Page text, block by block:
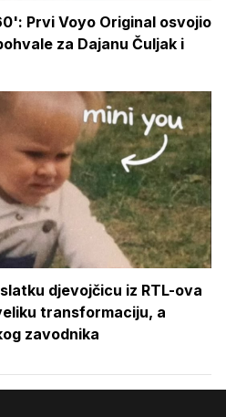
Prvi Voyo Original osvojio
za Dajanu Čuljak i
djevojčicu iz RTL-ova
transformaciju, a
zavodnika